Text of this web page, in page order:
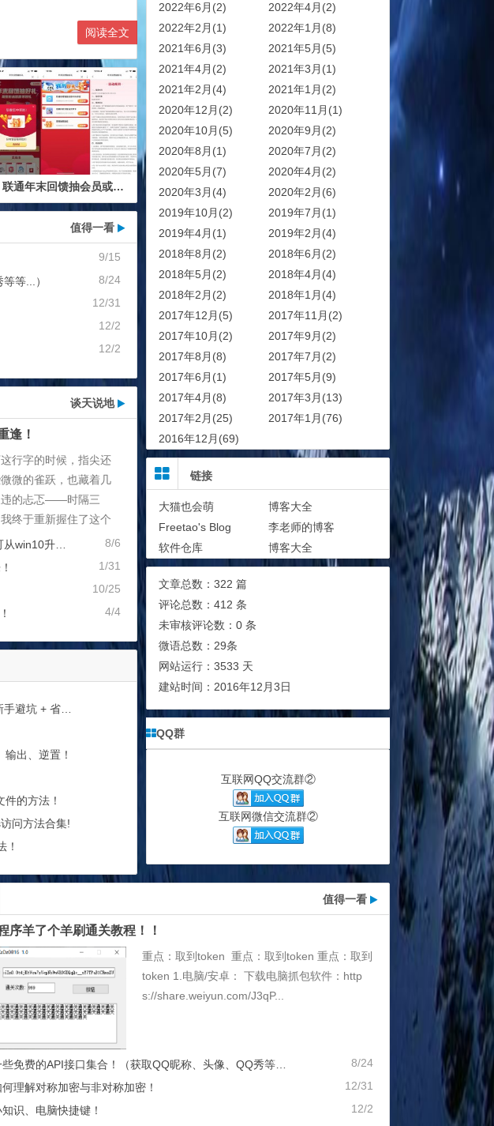
阅读全文
联通年末回馈抽会员或实物包邮！
值得一看
9/15
8/24
等...）
12/31
12/2
12/2
谈天说地
逢！
行字的时候，指尖还
微的雀跃，也藏着几
违的忐忑——时隔三
终于重新握住了这个
域名，重新站在了属
我不得不按下个人博
停键，忍痛关闭了运
8/6
升级到win11
1/31
10/25
4/4
+ 省钱技巧
出、逆置！
的方法！
问方法合集!
！
2022年6月(2)
2022年4月(2)
2022年2月(1)
2022年1月(8)
2021年6月(3)
2021年5月(5)
2021年4月(2)
2021年3月(1)
2021年2月(4)
2021年1月(2)
2020年12月(2)
2020年11月(1)
2020年10月(5)
2020年9月(2)
2020年8月(1)
2020年7月(2)
2020年5月(7)
2020年4月(2)
2020年3月(4)
2020年2月(6)
2019年10月(2)
2019年7月(1)
2019年4月(1)
2019年2月(4)
2018年8月(2)
2018年6月(2)
2018年5月(2)
2018年4月(4)
2018年2月(2)
2018年1月(4)
2017年12月(5)
2017年11月(2)
2017年10月(2)
2017年9月(2)
2017年8月(8)
2017年7月(2)
2017年6月(1)
2017年5月(9)
2017年4月(8)
2017年3月(13)
2017年2月(25)
2017年1月(76)
2016年12月(69)
链接
大猫也会萌
博客大全
Freetao's Blog
李老师的博客
软件仓库
博客大全
文章总数：322 篇
评论总数：412 条
未审核评论数：0 条
微语总数：29条
网站运行：3533 天
建站时间：2016年12月3日
QQ群
互联网QQ交流群②
互联网微信交流群②
值得一看
序羊了个羊刷通关教程！！
重点：取到token 重点：取到token 重点：取到
token 1.电脑/安卓： 下载电脑抓包软件：http
s://share.weiyun.com/J3qP...
8/24
免费的API接口集合！（获取QQ昵称、头像、QQ秀等等...）
12/31
何理解对称加密与非对称加密！
12/2
识、电脑快捷键！